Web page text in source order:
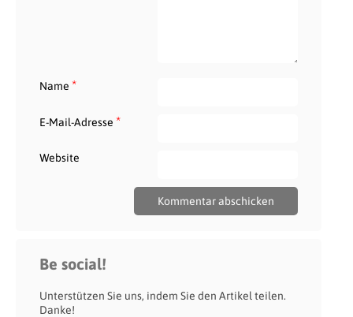
Name *
E-Mail-Adresse *
Website
Be social!
Unterstützen Sie uns, indem Sie den Artikel teilen.
Danke!